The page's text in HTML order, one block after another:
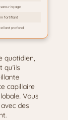
sans rinçage
fortifiant
profond
quotidien,
qu’ils
capillaire
Vous
des